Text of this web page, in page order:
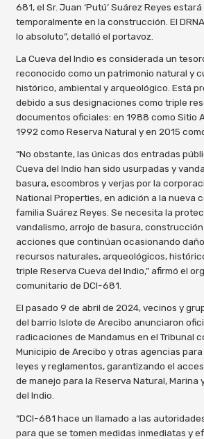
681, el Sr. Juan ‘Putú’ Suárez Reyes
temporalmente en la construcción. El
lo absoluto”, detalló el portavoz.
La Cueva del Indio es considerada un
reconocido como un patrimonio natural y
histórico, ambiental y arqueológico. Está
debido a sus designaciones como triple
documentos oficiales: en 1988 como Sitio
1992 como Reserva Natural y en 2015
“No obstante, las únicas dos entradas
Cueva del Indio han sido usurpadas y
basura, escombros y verjas por la
National Properties, en adición a la nueva
familia Suárez Reyes. Se necesita la
vandalismo, arrojo de basura,
acciones que continúan ocasionando
recursos naturales, arqueológicos,
triple Reserva Cueva del Indio,” afirmó el
comunitario de DCI-681.
El pasado 9 de abril de 2024, vecinos y
del barrio Islote de Arecibo anunciaron
radicaciones de Mandamus en el Tribunal
Municipio de Arecibo y otras agencias
leyes y reglamentos, garantizando el
de manejo para la Reserva Natural, Marina
del Indio.
“DCI-681 hace un llamado a las
para que se tomen medidas inmediatas y